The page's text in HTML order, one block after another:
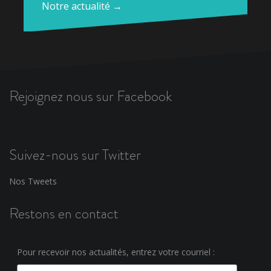
Notre actualité →
Rejoignez nous sur Facebook
Suivez-nous sur Twitter
Nos Tweets
Restons en contact
Pour recevoir nos actualités, entrez votre courriel :